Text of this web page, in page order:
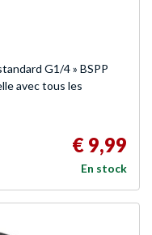
G1/4 » BSPP
avec tous les
€ 9,99
En stock